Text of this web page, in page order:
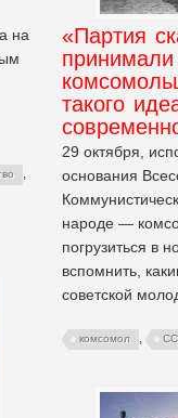
на
,
«Партия
такого
29 октября,
основания
народе —
погрузиться в
вспомнить,
советской
комсомол ,